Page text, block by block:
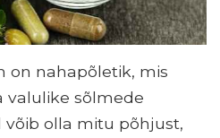
on nahapõletik, mis
valulike sõlmede
olla mitu põhjust,